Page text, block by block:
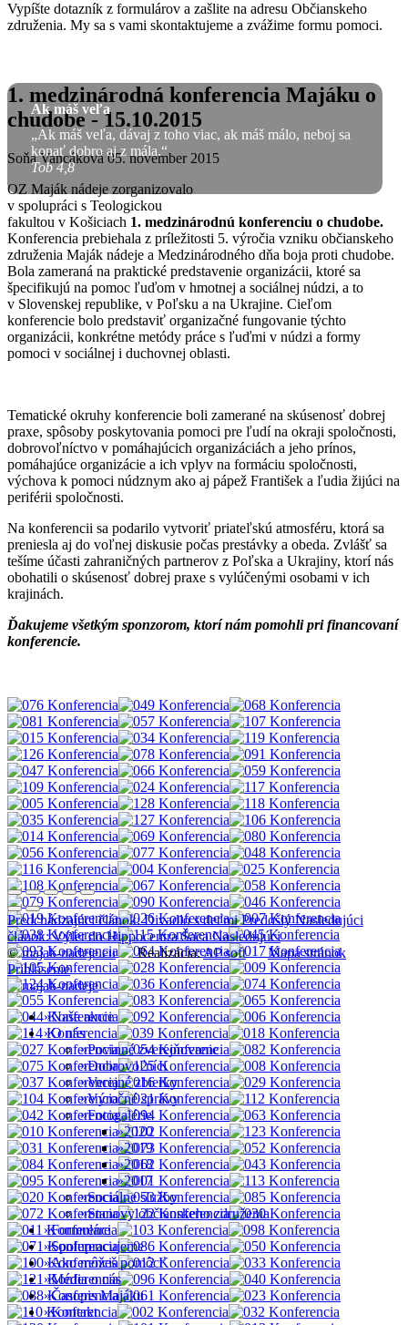
Vypíšte dotazník z formulárov a zašlite na adresu Občianskeho
združenia. My sa s vami skontaktujeme a zvážime formu pomoci.
Ak máš veľa
„Ak máš veľa, dávaj z toho viac, ak máš málo, neboj sa
konať dobro aj z mála.“
Tob 4,8
1. medzinárodná konferencia Majáku o
chudobe - 15.10.2015
Soňa Vancáková 05. november 2015
OZ Maják nádeje zorganizovalo
v spolupráci s Teologickou
fakultou v Košiciach 1. medzinárodnú konferenciu o chudobe.
Konferencia prebiehala z príležitosti 5. výročia vzniku občianskeho
združenia Maják nádeje a Medzinárodného dňa boja proti chudobe.
Bola zameraná na praktické predstavenie organizácii, ktoré sa
špecifikujú na pomoc ľuďom v hmotnej a sociálnej núdzi, a to
v Slovenskej republike, v Poľsku a na Ukrajine. Cieľom
konferencie bolo predstaviť organizačné fungovanie týchto
organizácii, konkrétne metódy práce s ľuďmi v núdzi a formy
pomoci v sociálnej i duchovnej oblasti.
Tematické okruhy konferencie boli zamerané na skúsenosť dobrej
praxe, spôsoby poskytovania pomoci pre ľudí na okraji spoločnosti,
dobrovoľníctvo v pomáhajúcich organizáciách a jeho prínos,
pomáhajúce organizácie a ich vplyv na formáciu spoločnosti,
výchova k pomoci núdznym ako aj pápež František a ľudia žijúci na
periférii spoločnosti.
Na konferencii sa podarilo vytvoriť priateľskú atmosféru, ktorá sa
preniesla aj do voľnej diskusie počas prestávky a obeda. Zvlášť sa
tešíme účasti zahraničných partnerov z Poľska a Ukrajiny, ktorí nás
obohatili o skúsenosť dobrej praxe s vylúčenými osobami v ich
krajinách.
Ďakujeme všetkým sponzorom, ktorí nám pomohli pri financovaní
konferencie.
Predchádzajúci článok: Divadlo s deťmiPredošlý Nasledujúci
článok: Výlet do Hippocentra ŠacaNasledujúci
©majak-nadeje.euRealizácia:AP soft
Mapa stránok
Prihlásenie
Naše akcie
O nás
Povinné zverejňovanie
Dobrovoľníci
Verejné zbierky
Výročné správy
Fotogalérie
2020
2019
2018
2017
Sociálne služby
Stanovy občianskeho združenia
Formuláre
Spolupracujeme
Ako môžeš pomôcť
Média o nás
Časopis Majáku
Kontakt